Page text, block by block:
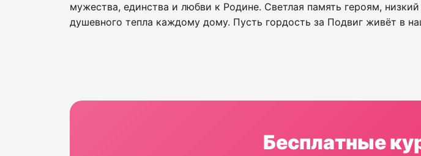
мужества, единства и любви к Родине. Светлая память героям,
душевного тепла каждому дому. Пусть гордость за Подвиг живёт в
Бесплатные